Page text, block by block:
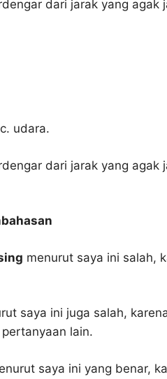
dari jarak yang
udara.
dari jarak yang
menurut saya ini salah,
saya ini juga salah,
lain.
saya ini yang benar,